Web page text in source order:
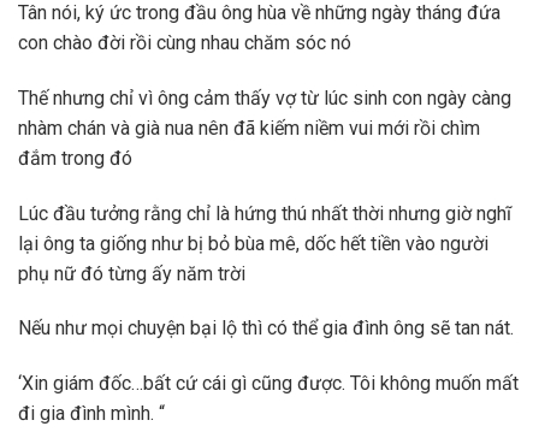
Tân nói, ký ức trong đầu ông hùa về những ngày tháng đứa
con chào đời rồi cùng nhau chăm sóc nó
Thế nhưng chỉ vì ông cảm thấy vợ từ lúc sinh con ngày càng
nhàm chán và già nua nên đã kiếm niềm vui mới rồi chìm
đắm trong đó
Lúc đầu tưởng rằng chỉ là hứng thú nhất thời nhưng giờ nghĩ
lại ông ta giống như bị bỏ bùa mê, dốc hết tiền vào người
phụ nữ đó từng ấy năm trời
Nếu như mọi chuyện bại lộ thì có thể gia đình ông sẽ tan nát.
‘Xin giám đốc…bất cứ cái gì cũng được. Tôi không muốn mất
đi gia đình mình. “